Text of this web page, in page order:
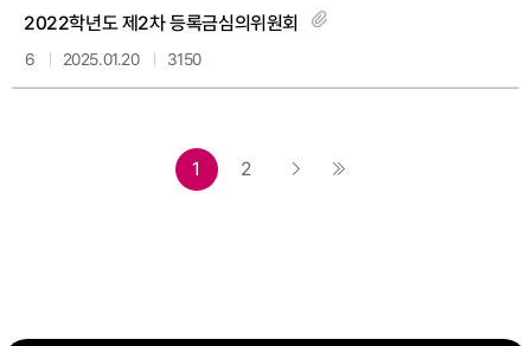
6
2022학년도 제2차 등록금심의위원회
2025.01.20 3150
1 2